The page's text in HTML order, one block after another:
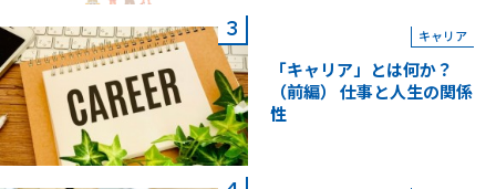
キャリア
「キャリア」とは何か？
（前編） 仕事と人生の関係
性